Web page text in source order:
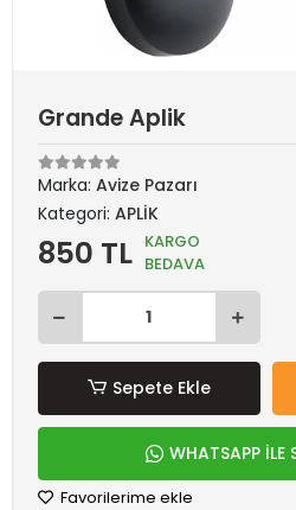
Grande Aplik
Marka: Avize Pazarı
Kategori: APLİK
850 TL KARGO
BEDAVA
Sepete Ekle
WHATSAPP İLE
Favorilerime ekle